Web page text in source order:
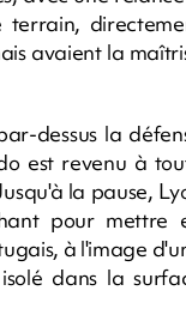
terrain,
avaient la
dessus la
est revenu à
la pause,
pour mettre
à l'image
dans la